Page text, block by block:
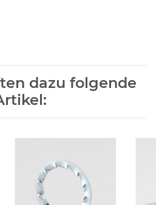
dazu folgende